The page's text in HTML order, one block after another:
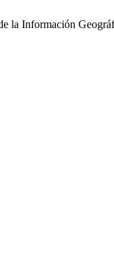
la Información